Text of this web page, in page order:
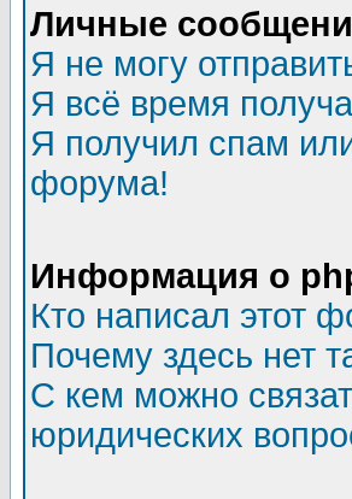
Личные
Я не могу
Я всё время
Я получил спам
форума!
Информация о
Кто написал этот
Почему здесь нет
С кем можно
юридических